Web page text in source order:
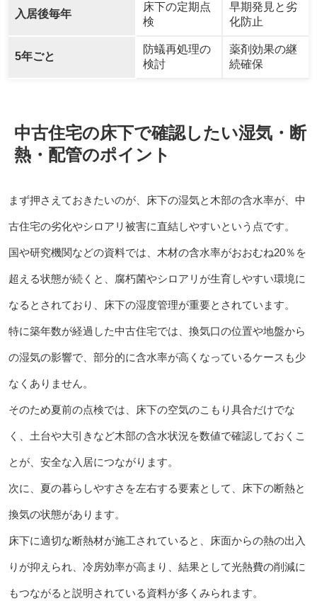
入居後毎年
床下の定期点
検
早期発見と劣
化防止
5年ごと
防蟻再処理の
検討
薬剤効果の継
続確保
中古住宅の床下で確認したい湿気・断
熱・配管のポイント
まず押さえておきたいのが、床下の湿気と木部の含水率が、中
古住宅の劣化やシロアリ被害に直結しやすいという点です。
国や研究機関などの資料では、木材の含水率がおおむね20％を
超える状態が続くと、腐朽菌やシロアリが生育しやすい環境に
なるとされており、床下の湿度管理が重要とされています。
特に築年数が経過した中古住宅では、換気口の位置や地盤から
の湿気の影響で、部分的に含水率が高くなっているケースも少
なくありません。
そのため夏前の点検では、床下の空気のこもり具合だけでな
く、土台や大引きなど木部の含水状況を数値で確認しておくこ
とが、安全な入居につながります。
次に、夏の暮らしやすさを左右する要素として、床下の断熱と
換気の状態があります。
床下に適切な断熱材が施工されていると、床面からの熱の出入
りが抑えられ、冷房効率が高まり、結果として光熱費の削減に
もつながると説明されている資料が多くみられます。